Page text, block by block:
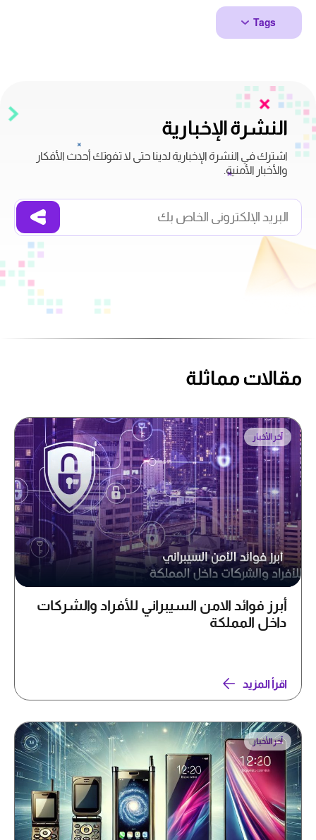
Tags
النشرة الإخبارية
اشترك في النشرة الإخبارية لدينا حتى لا تفوتك أحدث الأفكار
والأخبار الأمنية.
مقالات مماثلة
آخر الأخبار
أبرز فوائد الامن السيبراني للأفراد والشركات
داخل المملكة
اقرأ المزيد
آخر الأخبار